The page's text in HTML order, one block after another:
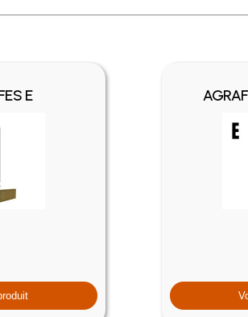
d'agrafes ou de pointes et nous vous
E